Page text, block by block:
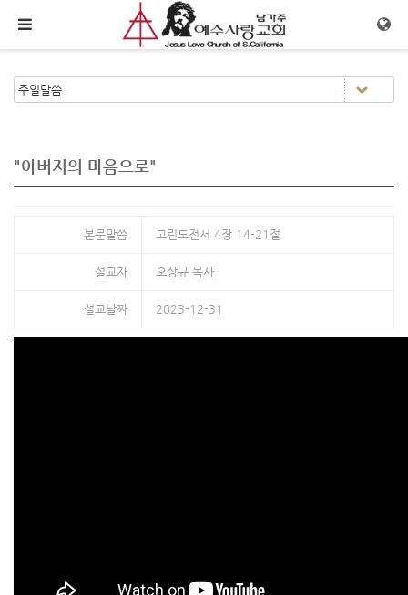
메뉴 건너뛰기
"아버지의 마음으로"
본문말씀 고린도전서 4장 14-21절
설교자 오상규 목사
설교날짜 2023-12-31